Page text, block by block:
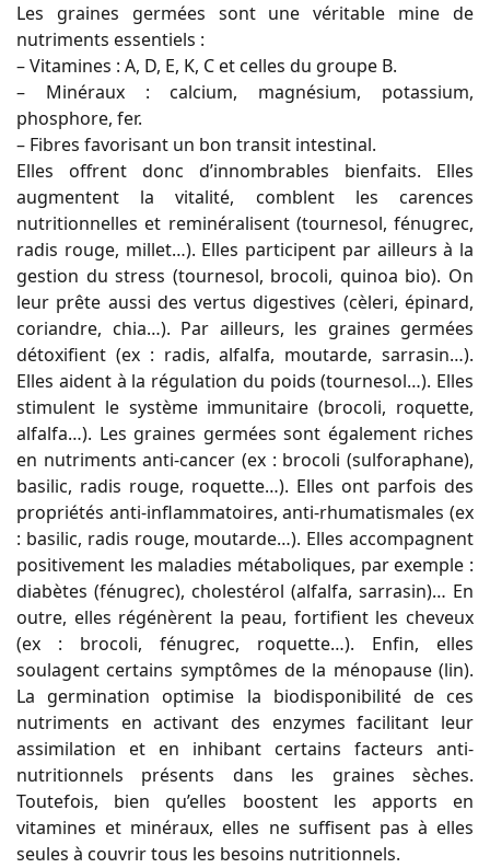
Les graines germées sont une véritable mine de
nutriments essentiels :
– Vitamines : A, D, E, K, C et celles du groupe B.
– Minéraux : calcium, magnésium, potassium,
phosphore, fer.
– Fibres favorisant un bon transit intestinal.
Elles offrent donc d’innombrables bienfaits. Elles
augmentent la vitalité, comblent les carences
nutritionnelles et reminéralisent (tournesol, fénugrec,
radis rouge, millet…). Elles participent par ailleurs à la
gestion du stress (tournesol, brocoli, quinoa bio). On
leur prête aussi des vertus digestives (cèleri, épinard,
coriandre, chia…). Par ailleurs, les graines germées
détoxifient (ex : radis, alfalfa, moutarde, sarrasin…).
Elles aident à la régulation du poids (tournesol…). Elles
stimulent le système immunitaire (brocoli, roquette,
alfalfa…). Les graines germées sont également riches
en nutriments anti-cancer (ex : brocoli (sulforaphane),
basilic, radis rouge, roquette…). Elles ont parfois des
propriétés anti-inflammatoires, anti-rhumatismales (ex
: basilic, radis rouge, moutarde…). Elles accompagnent
positivement les maladies métaboliques, par exemple :
diabètes (fénugrec), cholestérol (alfalfa, sarrasin)… En
outre, elles régénèrent la peau, fortifient les cheveux
(ex : brocoli, fénugrec, roquette…). Enfin, elles
soulagent certains symptômes de la ménopause (lin).
La germination optimise la biodisponibilité de ces
nutriments en activant des enzymes facilitant leur
assimilation et en inhibant certains facteurs anti-
nutritionnels présents dans les graines sèches.
Toutefois, bien qu’elles boostent les apports en
vitamines et minéraux, elles ne suffisent pas à elles
seules à couvrir tous les besoins nutritionnels.